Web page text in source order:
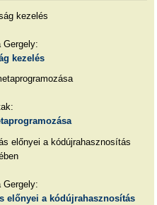
Gergely:
kezelés
Gergely:
előnyei a kódújrahasznosítás